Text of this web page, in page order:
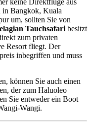
keine Direktflüge aus
in Bangkok, Kuala
um, sollten Sie von
Tauchsafari besitzt
zum privaten
Resort fliegt. Der
inbegriffen und muss
können Sie auch einen
der zum Haluoleo
Sie entweder ein Boot
Wangi.